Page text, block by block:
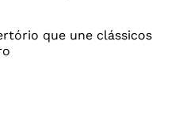
que une clássicos